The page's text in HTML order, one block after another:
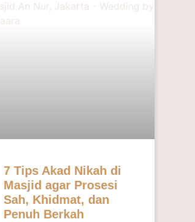
7 Tips Akad Nikah di
Masjid agar Prosesi
Sah, Khidmat, dan
Penuh Berkah